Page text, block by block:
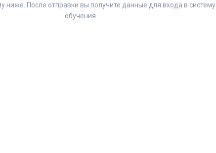
ниже. После отправки вы получите данные для входа в систему
обучения.